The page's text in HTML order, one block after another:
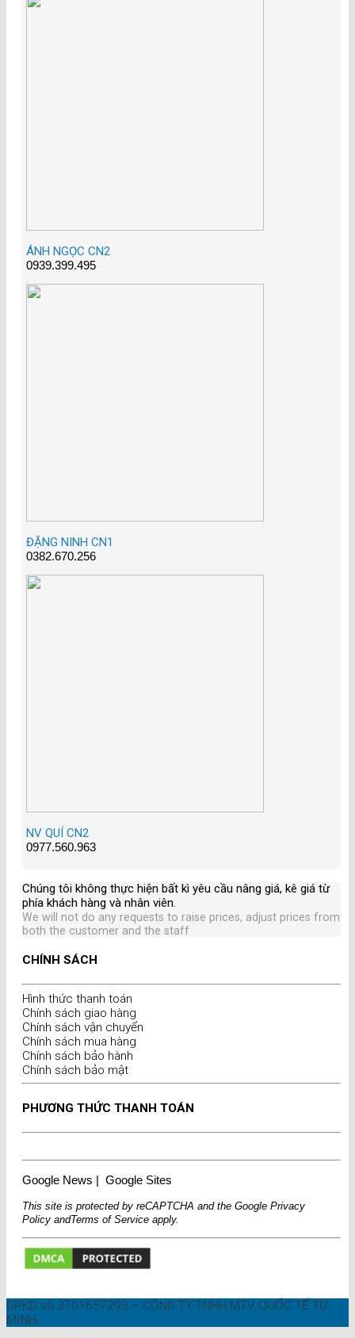
ÁNH NGỌC CN2
0939.399.495
ĐẶNG NINH CN1
0382.670.256
NV QUÍ CN2
0977.560.963
Chúng tôi không thực hiện bất kì yêu cầu nâng giá, kê giá từ
phía khách hàng và nhân viên.
We will not do any requests to raise prices, adjust prices from
both the customer and the staff
CHÍNH SÁCH
Hình thức thanh toán
Chính sách giao hàng
Chính sách vận chuyển
Chính sách mua hàng
Chính sách bảo hành
Chính sách bảo mật
PHƯƠNG THỨC THANH TOÁN
Google News | Google Sites
This site is protected by reCAPTCHA and the Google Privacy
Policy andTerms of Service apply.
GPKD số 3701657293 – CÔNG TY TNHH MTV QUỐC TẾ TỨ
MINH